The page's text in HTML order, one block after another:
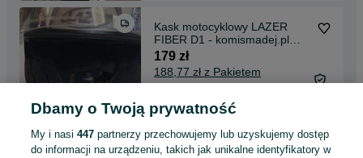
Kask motocyklowy LAZER
FIBER D1 - komismadej.pl
Gorlice
179 zł
188,77 zł z Pakietem
Gorlice
31 lipca 2026
Dbamy o Twoją prywatność
My i nasi447 partnerzy przechowujemy lub uzyskujemy dostęp
do informacji na urządzeniu, takich jak unikalne identyfikatory w